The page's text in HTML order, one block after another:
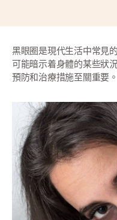
黑眼圈是現代生活中常見
可能暗示着身體的某些狀
預防和治療措施至關重要。